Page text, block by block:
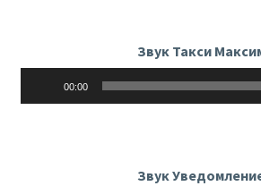
Звук Такси
00:00
Звук